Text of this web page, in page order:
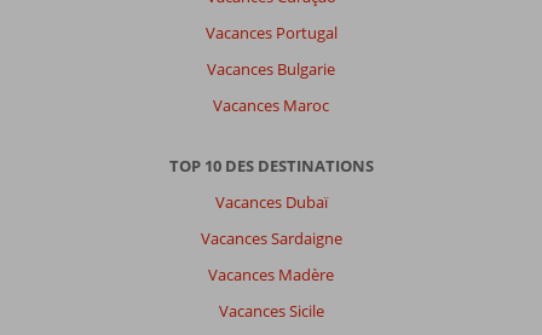
Vacances Portugal
Vacances Bulgarie
Vacances Maroc
TOP 10 DES DESTINATIONS
Vacances Dubaï
Vacances Sardaigne
Vacances Madère
Vacances Sicile